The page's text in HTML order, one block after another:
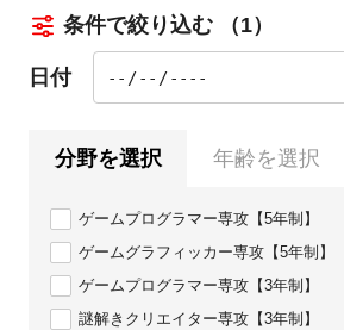
条件で絞り込む （1）
日付
分野を選択 年齢を選択
ゲームプログラマー専攻【5年制】
ゲームグラフィッカー専攻【5年制】
ゲームプログラマー専攻【3年制】
謎解きクリエイター専攻【3年制】